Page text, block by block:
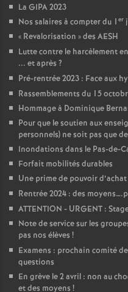
La GIPA 2023
Nos salaires à compter du 1 er
« Revalorisation » des AESH
Lutte contre le harcèlement
... et après ?
Pré-rentrée 2023 : Face aux
Rassemblements du 15
Hommage à Dominique
Pour que le soutien aux
personnels) ne soit pas que
Inondations dans le Pas-de-
Forfait mobilités durables
Une prime de pouvoir
Rentrée 2024 : des
ATTENTION - URGENT :
Note de service sur les
pas nos élèves !
Examens : prochain comité
questions
En grève le 2 avril : non au
et des moyens !